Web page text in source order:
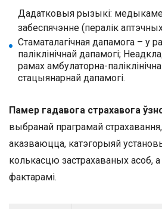
Дадатковыя рызыкі:
забеспячэнне (пералік
Стаматалагічная дапамога – у
паліклінічнай дапамогі;
рамах амбулаторна-
стацыянарнай дапамогі.
Памер гадавога страхавога
выбранай праграмай
аказваюцца, катэгорыяй
колькасцю застрахаваных асоб,
фактарамі.